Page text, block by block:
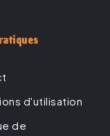
d'utilisation
de